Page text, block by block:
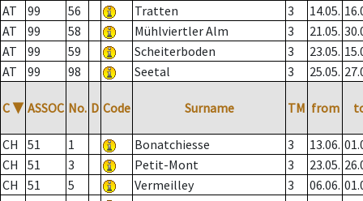
AT
99 56 Tratten 3 14.05.
AT
99 58 Mühlviertler Alm 3 21.05.
AT
99 59 Scheiterboden 3 23.05.
AT
99 98 Seetal 3 25.05.
C ▼ ASSOC No. D Code Surname TM from
CH 51 1 Bonatchiesse 3 13.06.
CH
51 3 Petit-Mont 3 23.05.
CH
51 5 Vermeilley 3 06.06.